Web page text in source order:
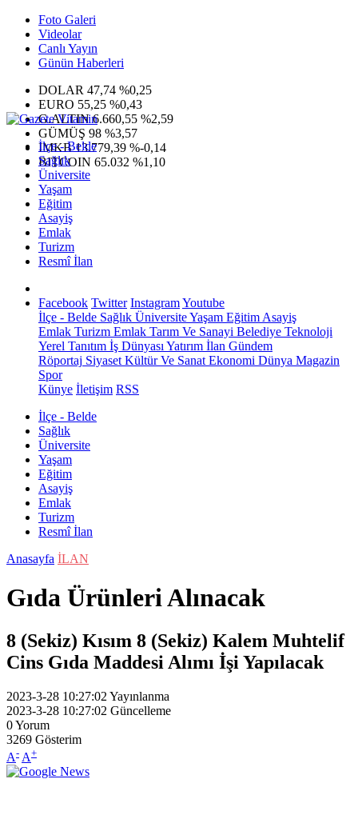
Foto Galeri
Videolar
Canlı Yayın
Günün Haberleri
DOLAR 47,74 %0,25
EURO 55,25 %0,43
G.ALTIN6.660,55 %2,59
GÜMÜŞ 98 %3,57
IMKB13.779,39 %-0,14
BITCOIN 65.032 %1,10
İlçe - Belde
Sağlık
Üniversite
Yaşam
Eğitim
Asayiş
Emlak
Turizm
Resmî İlan
Facebook Twitter InstagramYoutube
İlçe - Belde Sağlık ÜniversiteYaşam Eğitim Asayiş
Emlak Turizm Emlak Tarım Ve Sanayi Belediye Teknoloji
Yerel Tanıtım İş Dünyası Yatırım İlan Gündem
Röportaj Siyaset Kültür Ve Sanat Ekonomi Dünya Magazin
Spor
Künye İletişim RSS
İlçe - Belde
Sağlık
Üniversite
Yaşam
Eğitim
Asayiş
Emlak
Turizm
Resmî İlan
Anasayfa İLAN
Gıda Ürünleri Alınacak
8 (Sekiz) Kısım 8 (Sekiz) Kalem Muhtelif
Cins Gıda Maddesi Alımı İşi Yapılacak
2023-3-28 10:27:02 Yayınlanma
2023-3-28 10:27:02 Güncelleme
0Yorum
3269 Gösterim
A- A+